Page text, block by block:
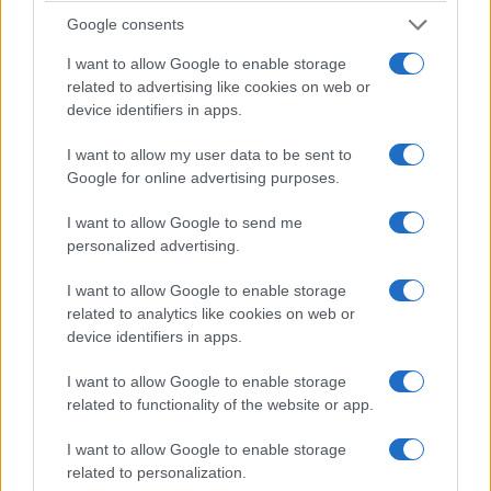
Google consents
I want to allow Google to enable storage
related to advertising like cookies on web or
device identifiers in apps.
I want to allow my user data to be sent to
Google for online advertising purposes.
I want to allow Google to send me
personalized advertising.
I want to allow Google to enable storage
related to analytics like cookies on web or
device identifiers in apps.
I want to allow Google to enable storage
related to functionality of the website or app.
I want to allow Google to enable storage
related to personalization.
και εξοπλισμό και να εξασφαλίσουν προτεραιότητα στην
AION UT θα διατίθεται στην ελληνική αγορά σε
προσφέροντας ένα ιδιαίτερα ανταγωνιστικό πακέτο αξίας
σε κάθε επίπεδο.
Η έκδοσηPremium, με τιμή εκκίνησης από
(συμπεριλαμβανομένης της κρατικής επιδότησης του
προγράμματος «Κινούμαι Ηλεκτρικά»)
, περιλαμβάνει
πλούσιο βασικό εξοπλισμό που καλύπτει πλήρως τις
Ζάντες αλουμινίου 17-ιντσών